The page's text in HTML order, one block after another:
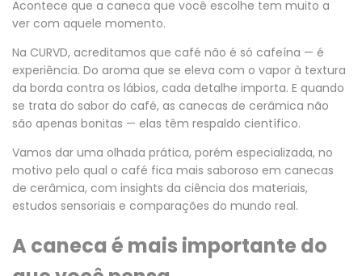
Acontece que a caneca que você escolhe tem muito a
ver com aquele momento.
Na CURVD, acreditamos que café não é só cafeína — é
experiência. Do aroma que se eleva com o vapor à textura
da borda contra os lábios, cada detalhe importa. E quando
se trata do sabor do café, as canecas de cerâmica não
são apenas bonitas — elas têm respaldo científico.
Vamos dar uma olhada prática, porém especializada, no
motivo pelo qual o café fica mais saboroso em canecas
de cerâmica, com insights da ciência dos materiais,
estudos sensoriais e comparações do mundo real.
A caneca é mais importante do